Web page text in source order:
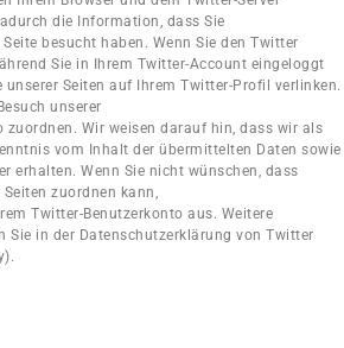
die Information, dass Sie
besucht haben. Wenn Sie den Twitter
Sie in Ihrem Twitter-Account eingeloggt
unserer Seiten auf Ihrem Twitter-Profil verlinken.
unserer
zuordnen. Wir weisen darauf hin, dass wir als
vom Inhalt der übermittelten Daten sowie
erhalten. Wenn Sie nicht wünschen, dass
zuordnen kann,
Twitter-Benutzerkonto aus. Weitere
Sie in der Datenschutzerklärung von Twitter